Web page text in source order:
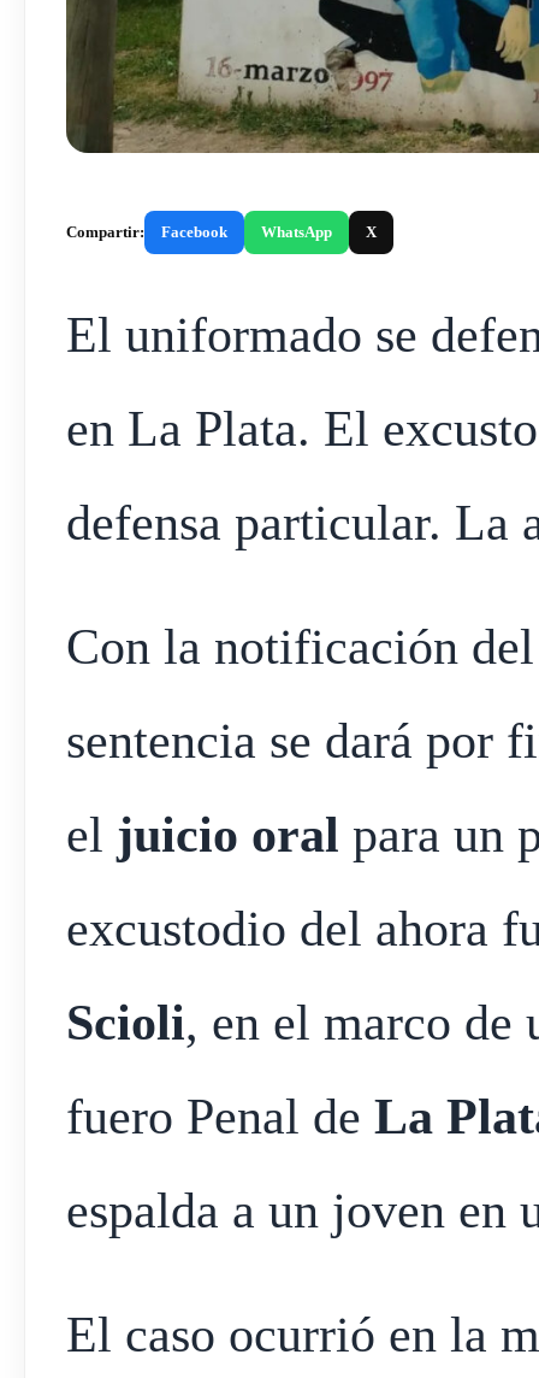
Compartir: Facebook WhatsApp X
El uniformado se
en La Plata. El
defensa particular. La
Con la notificación
sentencia se dará por
el juicio oral para un
excustodio del ahora
Scioli, en el marco de
fuero Penal de La
espalda a un joven en
El caso ocurrió en la